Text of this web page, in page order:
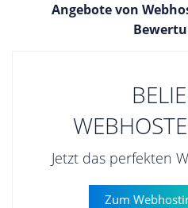
Angebote von
Jetzt das perfekten
Zum